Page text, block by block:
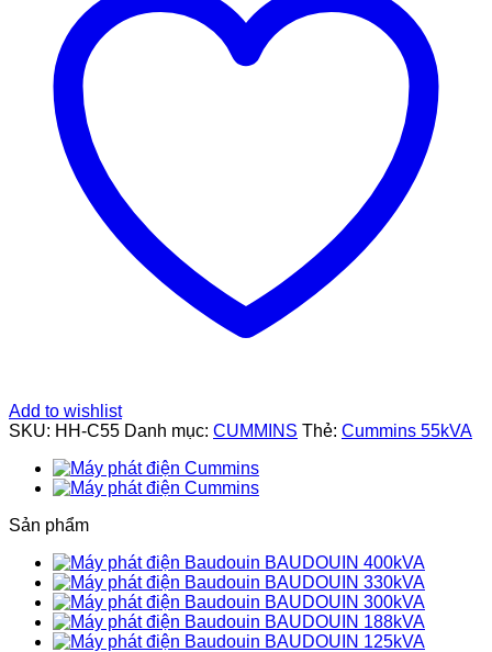
Add to wishlist
SKU: HH-C55 Danh mục: CUMMINS Thẻ: Cummins 55kVA
Sản phẩm
BAUDOUIN 400kVA
BAUDOUIN 330kVA
BAUDOUIN 300kVA
BAUDOUIN 188kVA
BAUDOUIN 125kVA